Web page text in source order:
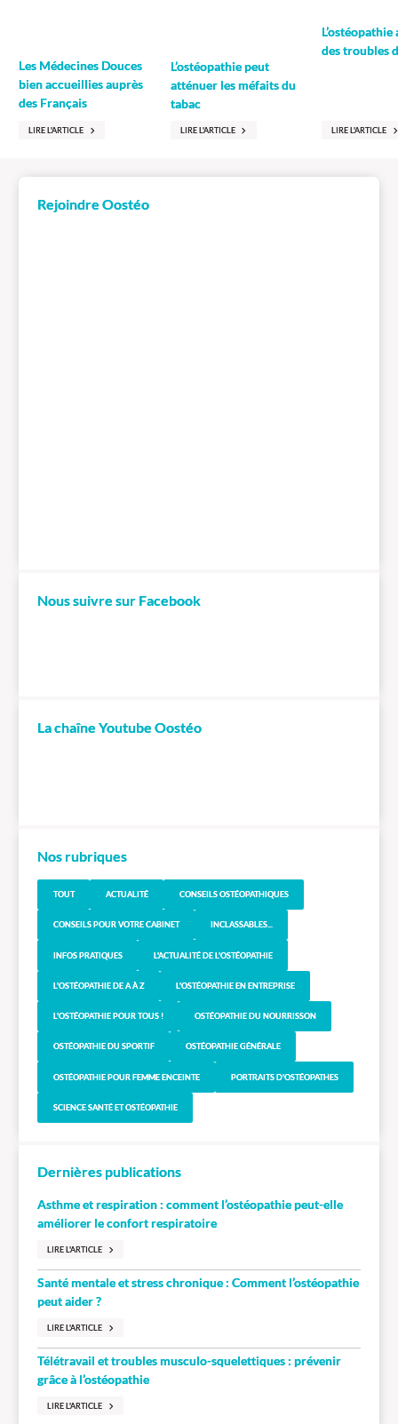
Les Médecines Douces
bien accueillies auprès
des Français
LIRE L'ARTICLE
L’ostéopathie peut
atténuer les méfaits du
tabac
LIRE L'ARTICLE
des troubles
LIRE L'ARTICLE
Rejoindre Oostéo
Nous suivre sur Facebook
La chaîne Youtube Oostéo
Nos rubriques
TOUT ACTUALITÉ CONSEILS OSTÉOPATHIQUES
CONSEILS POUR VOTRE CABINET INCLASSABLES...
INFOS PRATIQUES L'ACTUALITÉ DE L'OSTÉOPATHIE
L'OSTÉOPATHIE DE A À Z L'OSTÉOPATHIE EN ENTREPRISE
L'OSTÉOPATHIE POUR TOUS ! OSTÉOPATHIE DU NOURRISSON
OSTÉOPATHIE DU SPORTIF OSTÉOPATHIE GÉNÉRALE
OSTÉOPATHIE POUR FEMME ENCEINTE PORTRAITS D'OSTÉOPATHES
SCIENCE SANTÉ ET OSTÉOPATHIE
Dernières publications
Asthme et respiration : comment l’ostéopathie peut-elle
améliorer le confort respiratoire
LIRE L'ARTICLE
Santé mentale et stress chronique : Comment l’ostéopathie
peut aider ?
LIRE L'ARTICLE
Télétravail et troubles musculo-squelettiques : prévenir
grâce à l’ostéopathie
LIRE L'ARTICLE